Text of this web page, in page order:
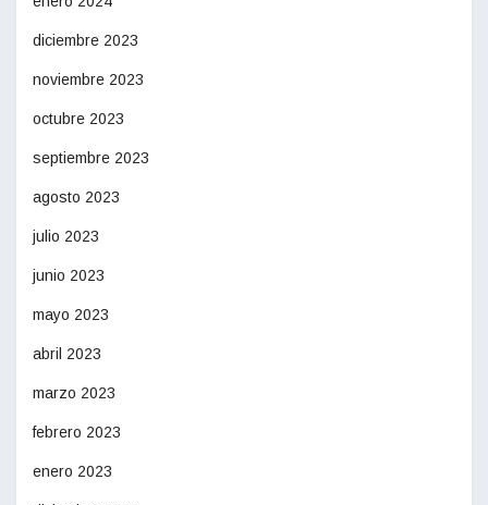
diciembre 2023
noviembre 2023
octubre 2023
septiembre 2023
agosto 2023
julio 2023
junio 2023
mayo 2023
abril 2023
marzo 2023
febrero 2023
enero 2023